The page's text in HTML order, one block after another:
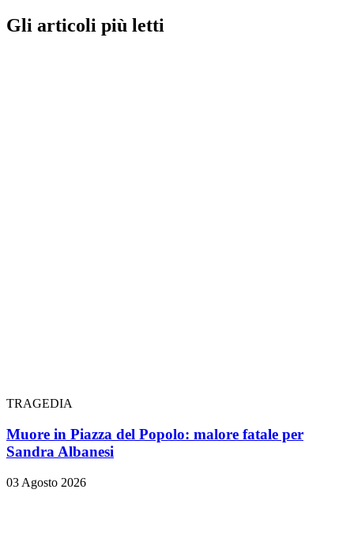
Gli articoli più letti
TRAGEDIA
Muore in Piazza del Popolo: malore fatale per
Sandra Albanesi
03 Agosto 2026